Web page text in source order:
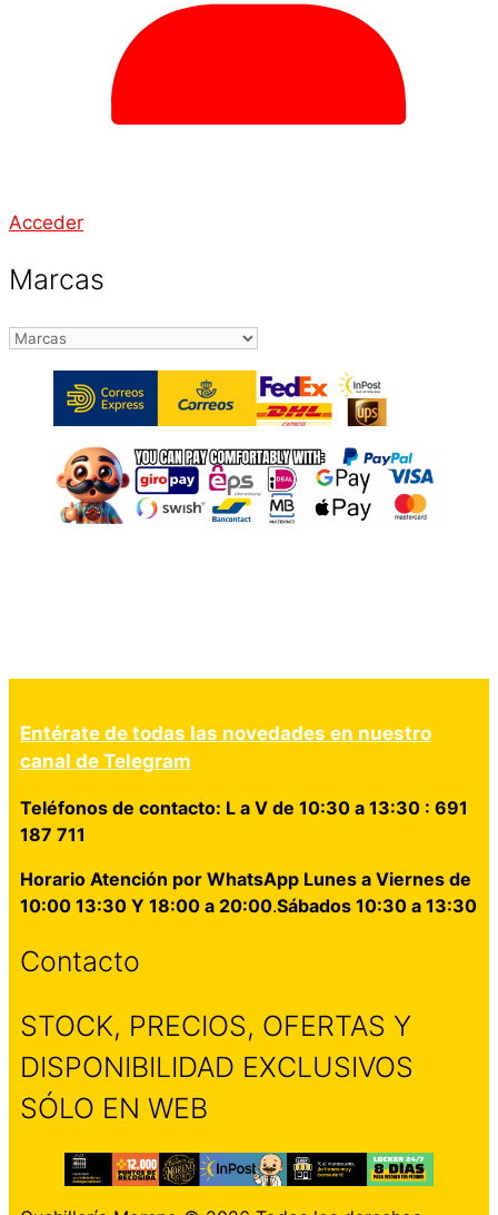
Acceder
Marcas
Entérate de todas las novedades en nuestro
canal de Telegram
Teléfonos de contacto: L a V de 10:30 a 13:30 : 691
187 711
Horario Atención por WhatsApp Lunes a Viernes de
10:00 13:30 Y 18:00 a 20:00.Sábados 10:30 a 13:30
Contacto
STOCK, PRECIOS, OFERTAS Y
DISPONIBILIDAD EXCLUSIVOS
SÓLO EN WEB